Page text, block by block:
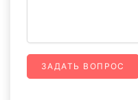
ЗАДАТЬ ВОПРОС